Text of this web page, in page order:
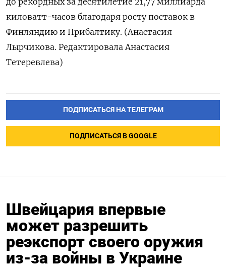
киловатт-часов благодаря росту поставок в
Финляндию и Прибалтику. (Анастасия
Лырчикова. Редактировала Анастасия
Тетеревлева)
ПОДПИСАТЬСЯ НА ТЕЛЕГРАМ
ПОДПИСАТЬСЯ В GOOGLE
Швейцария впервые
может разрешить
реэкспорт своего оружия
из-за войны в Украине